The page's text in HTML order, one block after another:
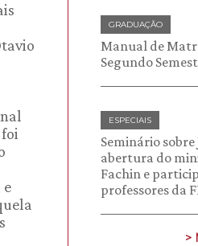
e
GRADUAÇÃO
Manual de
Segundo
ESPECIAIS
Seminário
abertura do
Fachin e
professores da
>